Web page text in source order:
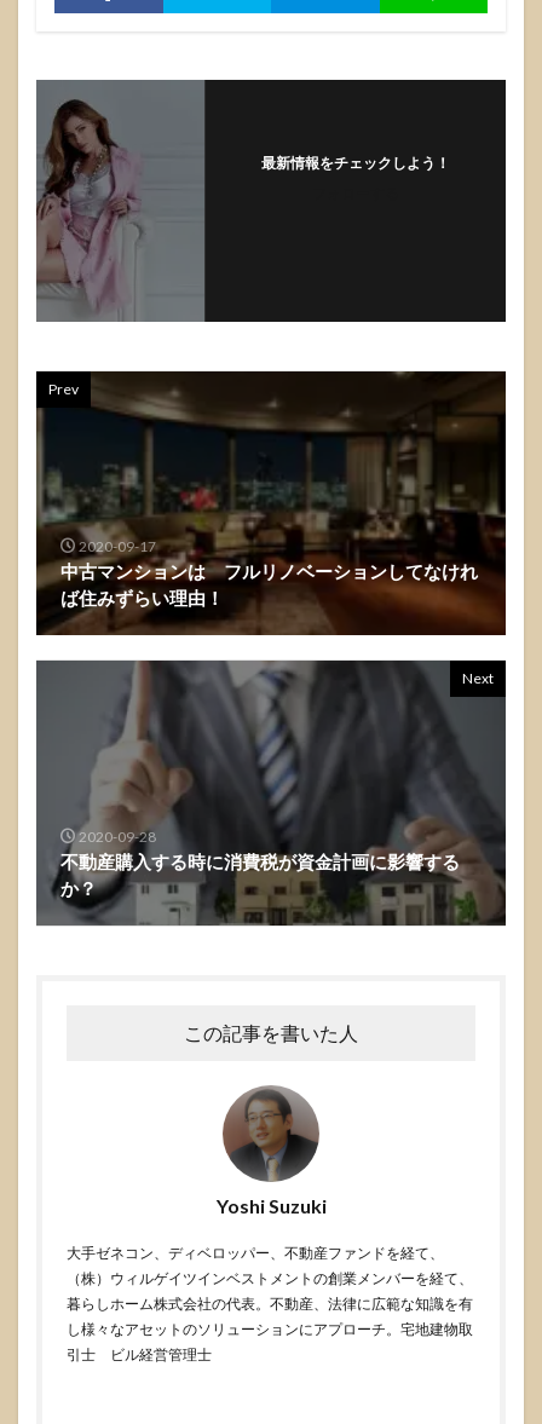
最新情報をチェックしよう！
Prev
2020-09-17
中古マンションは フルリノベーションしてなけれ
ば住みずらい理由！
Next
2020-09-28
不動産購入する時に消費税が資金計画に影響する
か？
この記事を書いた人
Yoshi Suzuki
大手ゼネコン、ディベロッパー、不動産ファンドを経て、
（株）ウィルゲイツインベストメントの創業メンバーを経て、
暮らしホーム株式会社の代表。不動産、法律に広範な知識を有
し様々なアセットのソリューションにアプローチ。宅地建物取
引士 ビル経営管理士